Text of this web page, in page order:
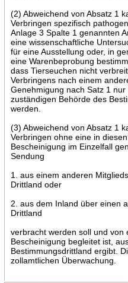
(2) Abweichend von Absatz 1
Verbringen spezifisch
Anlage 3 Spalte 1 genannten
eine wissenschaftliche
für eine Ausstellung oder, in
eine Warenbeprobung
dass Tierseuchen nicht
Verbringens nach einem
Genehmigung nach Satz 1
zuständigen Behörde des
werden.
(3) Abweichend von Absatz 1
Verbringen ohne eine in
Bescheinigung im Einzelfall
Sendung
1. aus einem anderen
Drittland oder
2. aus dem Inland über einen
Drittland
verbracht werden soll und von
Bescheinigung begleitet ist,
Bestimmungsdrittland ergibt.
zollamtlichen Überwachung.